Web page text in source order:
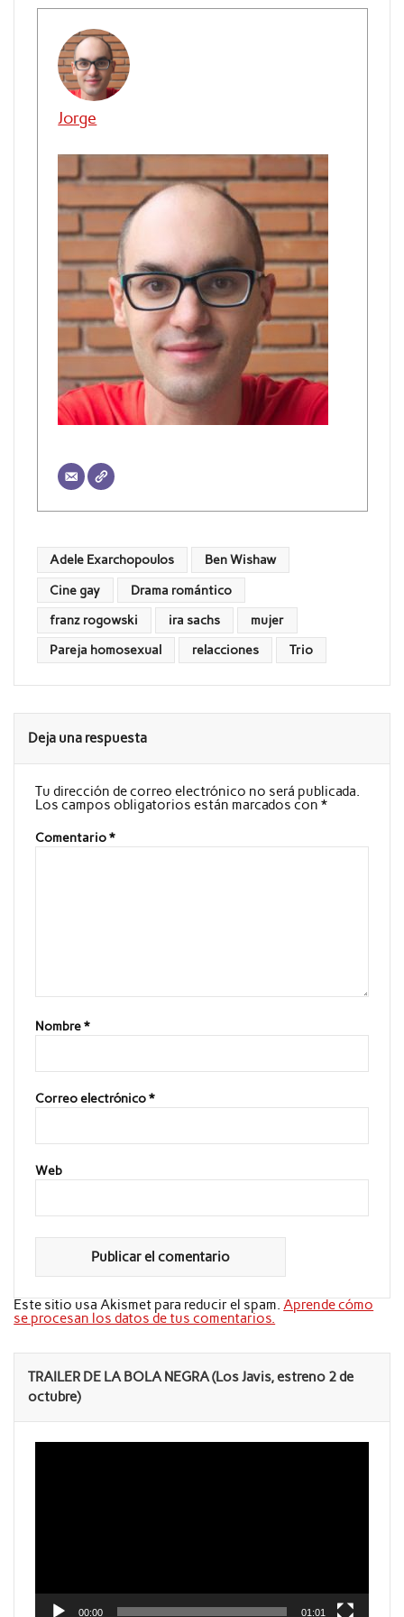
Jorge
Adele Exarchopoulos Ben Wishaw
Cine gay Drama romántico
franz rogowski ira sachs mujer
Pareja homosexual relacciones Trio
Deja una respuesta
Tu dirección de correo electrónico no será publicada.
Los campos obligatorios están marcados con *
Comentario*
Nombre*
Correo electrónico*
Web
Este sitio usa Akismet para reducir el spam.Aprende cómo
se procesan los datos de tus comentarios.
TRAILER DE LA BOLA NEGRA (Los Javis, estreno 2 de
octubre)
00:00 01:01